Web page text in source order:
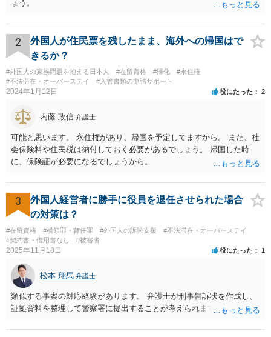
ょう。
2
外国人が住民票を残したまま、海外への帰国はで
きるか？
#外国人の家族問題を抱える日本人 #在留資格 #帰化
#永住権
#不法滞在・オーバーステイ
#入管書類の申請サポート
2024年1月12日 役にたった 2
内藤 政信 弁護士
可能と思います。 永住権があり、帰国を予定してますから。 また、社
会保険料や住民税は納付しておく必要があるでしょう。 帰国した時
に、保険証が必要になるでしょうから。
3
外国人経営者に勝手に役員を退任させられた場合
の対策は？
#在留資格 #横領罪・背任罪 #外国人の訴訟支援
#不法滞在・オーバーステイ
#契約書・借用書なし
#被害者
2025年11月18日 役にたった 1
松本 翔馬 弁護士
類似する事案の対応経験があります。 弁護士が刑事告訴状を作成し、
証拠資料を整理して警察署に提出することが考えられます。